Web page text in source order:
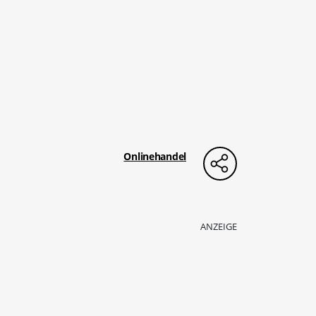
Onlinehandel
ANZEIGE